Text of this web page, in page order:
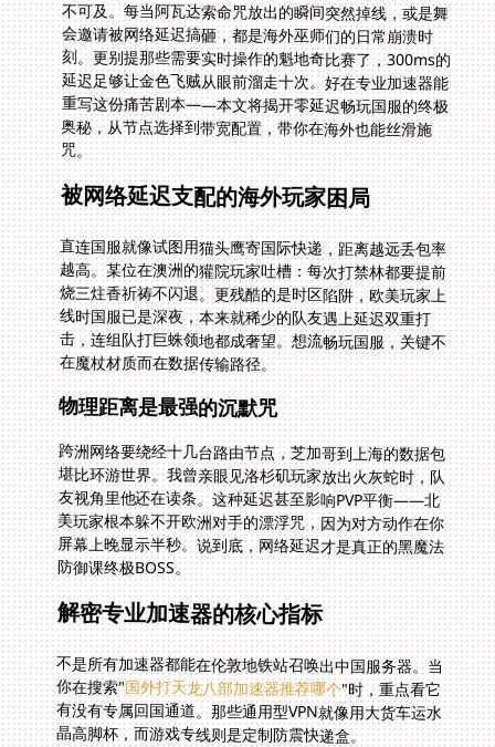
咒。
被网络延迟支配的海外玩家困局
直连国服就像试图用猫头鹰寄国际快递，距离越远丢包率
越高。某位在澳洲的獾院玩家吐槽：每次打禁林都要提前
烧三炷香祈祷不闪退。更残酷的是时区陷阱，欧美玩家上
线时国服已是深夜，本来就稀少的队友遇上延迟双重打
击，连组队打巨蛛领地都成奢望。想流畅玩国服，关键不
在魔杖材质而在数据传输路径。
物理距离是最强的沉默咒
跨洲网络要绕经十几台路由节点，芝加哥到上海的数据包
堪比环游世界。我曾亲眼见洛杉矶玩家放出火灰蛇时，队
友视角里他还在读条。这种延迟甚至影响PVP平衡——北
美玩家根本躲不开欧洲对手的漂浮咒，因为对方动作在你
屏幕上晚显示半秒。说到底，网络延迟才是真正的黑魔法
防御课终极BOSS。
解密专业加速器的核心指标
不是所有加速器都能在伦敦地铁站召唤出中国服务器。当
你在搜索"国外打天龙八部加速器推荐哪个"时，重点看它
有没有专属回国通道。那些通用型VPN就像用大货车运水
晶高脚杯，而游戏专线则是定制防震快递盒。